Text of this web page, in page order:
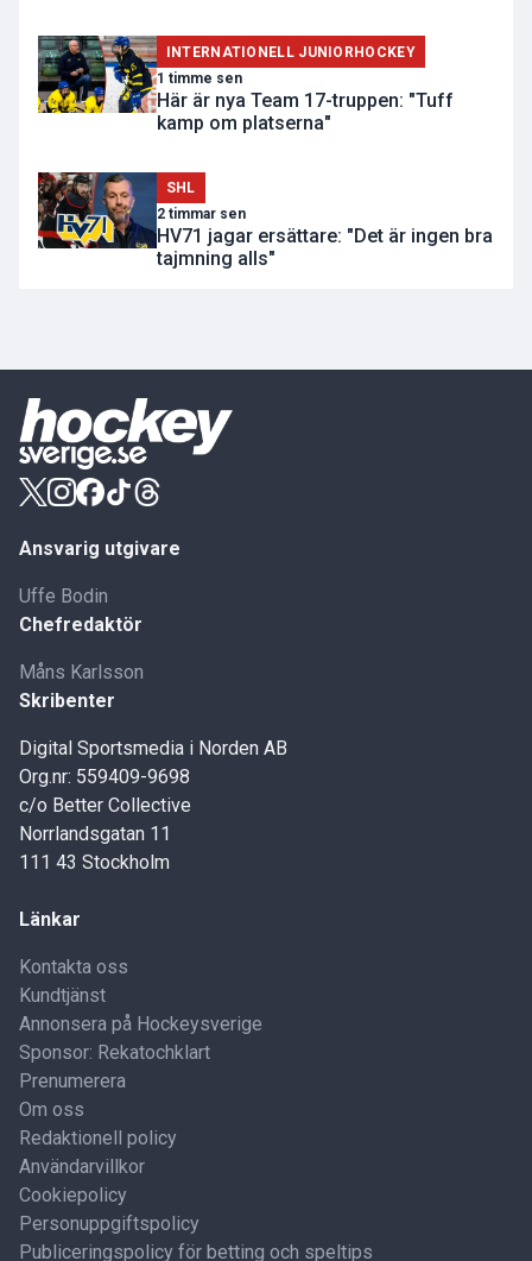
INTERNATIONELL JUNIORHOCKEY
1 timme sen
Här är nya Team 17-truppen: "Tuff
kamp om platserna"
SHL
2 timmar sen
HV71 jagar ersättare: "Det är ingen bra
tajmning alls"
Ansvarig utgivare
Uffe Bodin
Chefredaktör
Måns Karlsson
Skribenter
Digital Sportsmedia i Norden AB
Org.nr: 559409-9698
c/o Better Collective
Norrlandsgatan 11
111 43 Stockholm
Länkar
Kontakta oss
Kundtjänst
Annonsera på Hockeysverige
Sponsor: Rekatochklart
Prenumerera
Om oss
Redaktionell policy
Användarvillkor
Cookiepolicy
Personuppgiftspolicy
Publiceringspolicy för betting och speltips